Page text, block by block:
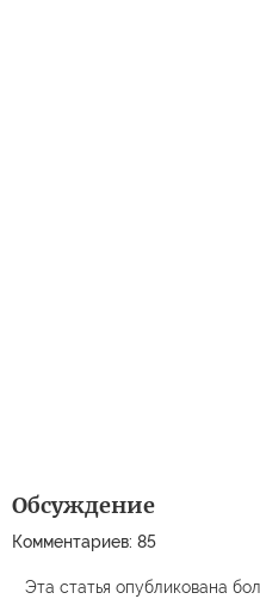
Обсуждение
Комментариев: 85
Эта статья опубликована